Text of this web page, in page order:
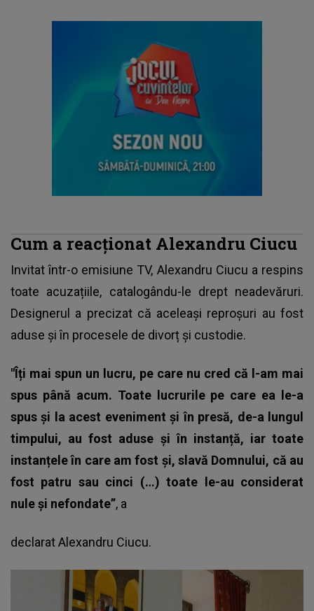
Cum a reacționat Alexandru Ciucu
Invitat într-o emisiune TV, Alexandru Ciucu a respins
toate acuzațiile, catalogându-le drept neadevăruri.
Designerul a precizat că aceleași reproșuri au fost
aduse și în procesele de divorț și custodie.
"Îți mai spun un lucru, pe care nu cred că l-am mai
spus până acum. Toate lucrurile pe care ea le-a
spus și la acest eveniment și în presă, de-a lungul
timpului, au fost aduse și în instanță, iar toate
instanțele în care am fost și, slavă Domnului, că au
fost patru sau cinci (…) toate le-au considerat
nule și nefondate”, a
declaratAlexandru Ciucu.